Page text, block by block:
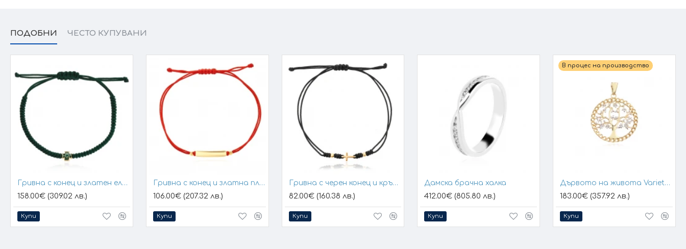
ПОДОБНИ ЧЕСТО КУПУВАНИ
Гривна с конец и златен елемент кръст
158.00€ (309.02 лв.)
Купи
Гривна с конец и златна плочка за гравиране
106.00€ (207.32 лв.)
Купи
Гривна с черен конец и кръстче
82.00€ (160.38 лв.)
Купи
Дамска брачна халка
412.00€ (805.80 лв.)
Купи
В процес на производство
Дървото на живота Variety 1
183.00€ (357.92 лв.)
Купи